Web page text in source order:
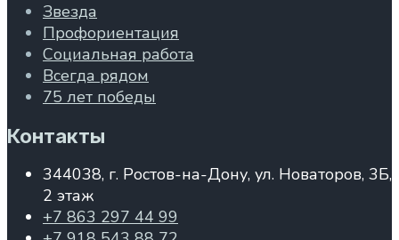
Звезда
Профориентация
Социальная работа
Всегда рядом
75 лет победы
Контакты
344038, г. Ростов-на-Дону, ул. Новаторов, 3Б,
2 этаж
+7 863 297 44 99